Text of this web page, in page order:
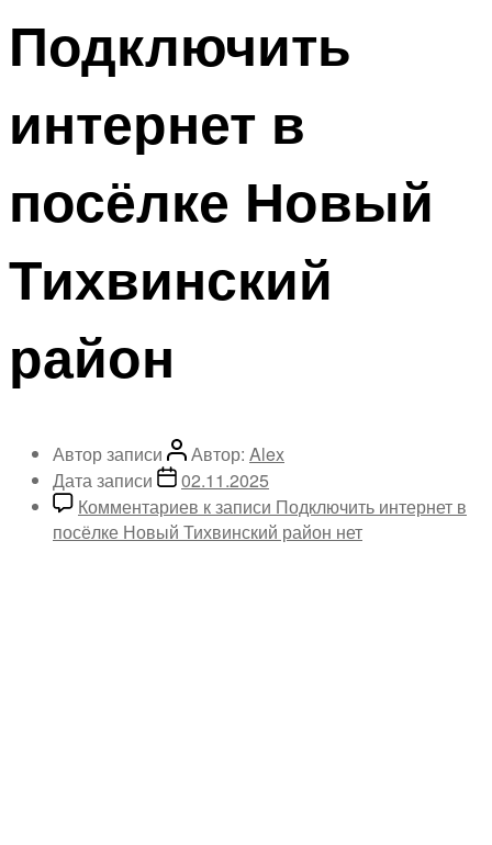
Подключить
интернет в
посёлке Новый
Тихвинский
район
Автор записи Автор: Alex
Дата записи
02.11.2025
Комментариев к записи Подключить интернет в
посёлке Новый Тихвинский район нет